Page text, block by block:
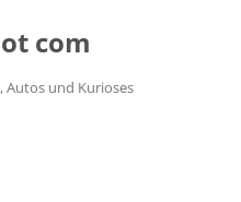
com
Autos und Kurioses